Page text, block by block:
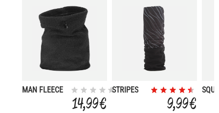
MAN FLEECE
14,99 €
STRIPES
9,99 €